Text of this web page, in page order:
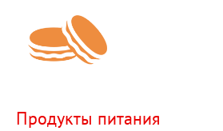
Продукты питания